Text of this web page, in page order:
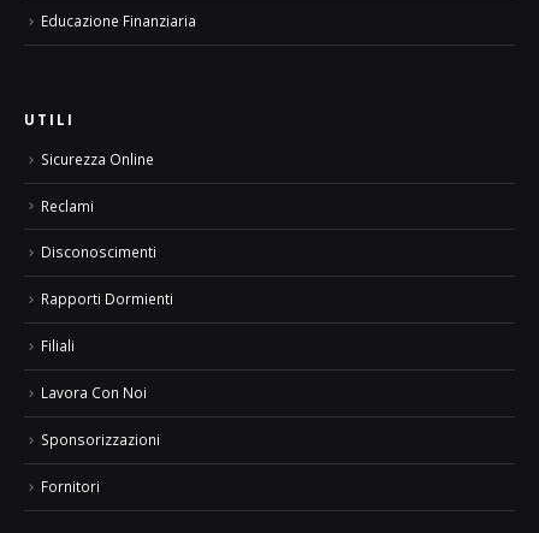
Educazione Finanziaria
UTILI
Sicurezza Online
Reclami
Disconoscimenti
Rapporti Dormienti
Filiali
Lavora Con Noi
Sponsorizzazioni
Fornitori